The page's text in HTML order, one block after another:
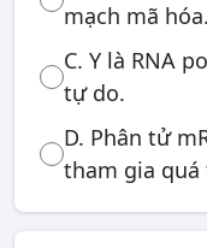
mạch mã hóa.
C. Y là RNA
tự do.
D. Phân tử
tham gia